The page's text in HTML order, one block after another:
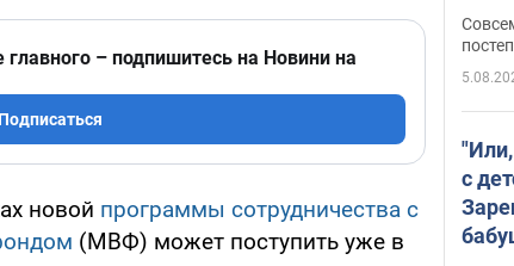
главного – подпишитесь на Новини на
Подписаться
новой программы сотрудничества с
(МВФ) может поступить уже в
с